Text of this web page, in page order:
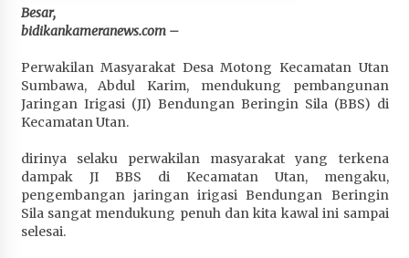
Penurunan Stunting di Sumbawa
4 minggu ago
Wabup Ansori Apresiasi Rekomendasi dan
Pandangan Fraksi – Fraksi DPRD Sumbawa
4 minggu ago
Bupati Sumbawa Lepas 487 Atlet dari Berbagai
Cabor yang Akan Berjuang pada PORPROV XII
NTB 2026
4 minggu ago
Besar,
bidikankameranews.com –
Perwakilan Masyarakat Desa Motong Kecamatan Utan
Sumbawa, Abdul Karim, mendukung pembangunan
Jaringan Irigasi (JI) Bendungan Beringin Sila (BBS) di
Kecamatan Utan.
dirinya selaku perwakilan masyarakat yang terkena
dampak JI BBS di Kecamatan Utan, mengaku,
pengembangan jaringan irigasi Bendungan Beringin
Sila sangat mendukung penuh dan kita kawal ini sampai
selesai.